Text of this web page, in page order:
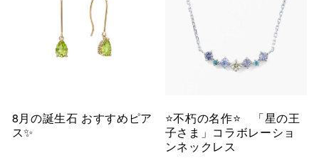
8月の誕生石 おすすめピア
ス✨
⭐️不朽の名作⭐️ 「星の王
子さま」コラボレーショ
ンネックレス